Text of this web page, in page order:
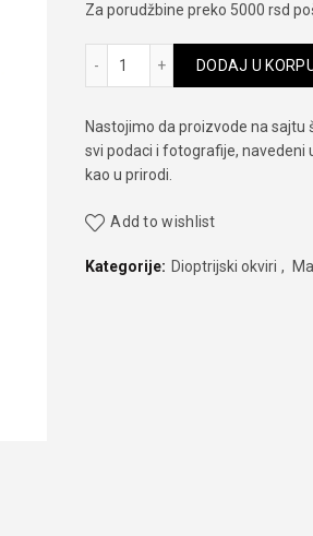
Za porudžbine preko 5000 rsd
DODAJ U
Nastojimo da proizvode na
svi podaci i fotografije, navedeni
kao u prirodi.
Add to wishlist
Kategorije: Dioptrijski okviri ,